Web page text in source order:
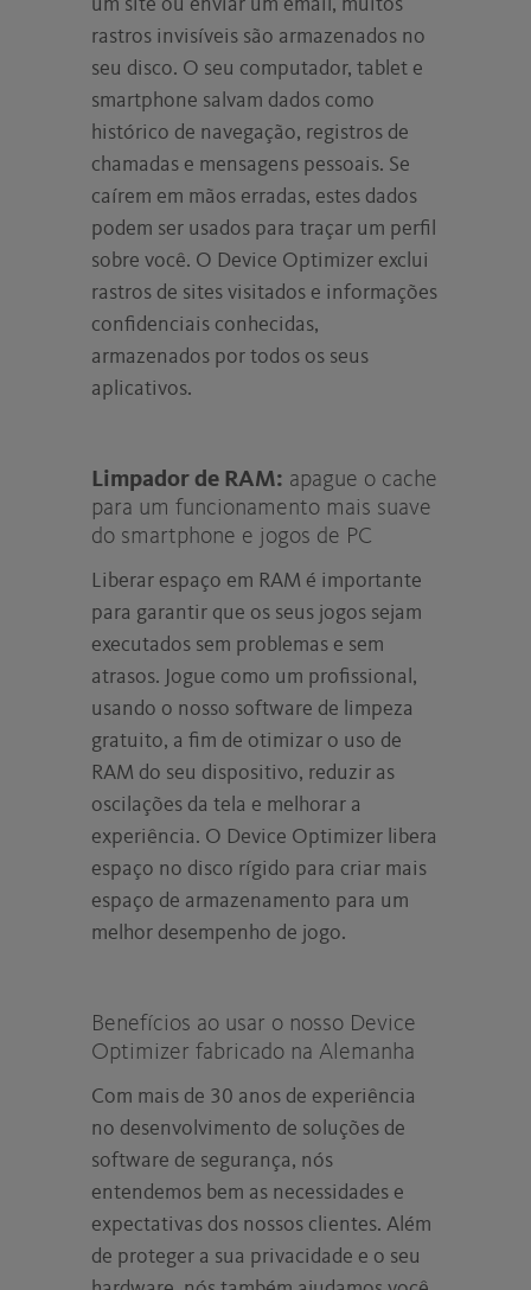
rastros invisíveis são armazenados no
seu disco. O seu computador, tablet e
smartphone salvam dados como
histórico de navegação, registros de
chamadas e mensagens pessoais. Se
caírem em mãos erradas, estes dados
podem ser usados para traçar um perfil
sobre você. O Device Optimizer exclui
rastros de sites visitados e informações
confidenciais conhecidas,
armazenados por todos os seus
aplicativos.
Limpador de RAM: apague o cache
para um funcionamento mais suave
do smartphone e jogos de PC
Liberar espaço em RAM é importante
para garantir que os seus jogos sejam
executados sem problemas e sem
atrasos. Jogue como um profissional,
usando o nosso software de limpeza
gratuito, a fim de otimizar o uso de
RAM do seu dispositivo, reduzir as
oscilações da tela e melhorar a
experiência. O Device Optimizer libera
espaço no disco rígido para criar mais
espaço de armazenamento para um
melhor desempenho de jogo.
Benefícios ao usar o nosso Device
Optimizer fabricado na Alemanha
Com mais de 30 anos de experiência
no desenvolvimento de soluções de
software de segurança, nós
entendemos bem as necessidades e
expectativas dos nossos clientes. Além
de proteger a sua privacidade e o seu